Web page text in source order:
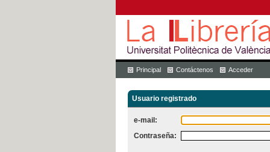
Principal Contáctenos Acceder
Usuario registrado
e-mail:
Contraseña: